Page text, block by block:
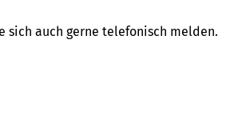
sich auch gerne telefonisch melden.